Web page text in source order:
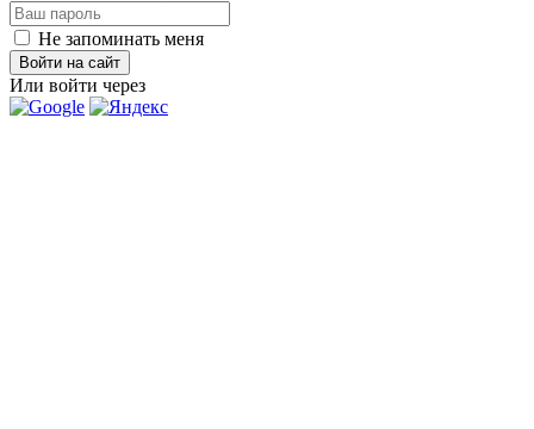
Не запоминать меня
Войти на сайт
Или войти через